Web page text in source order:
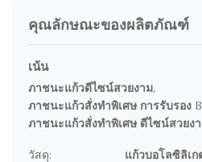
คุณลักษณะของผลิตภัณฑ์
เน้น
ภาชนะแก้วดีไซน์สวยงาม,
ภาชนะแก้วสั่งทำพิเศษ การรับรอง
ภาชนะแก้วสั่งทำพิเศษ ดีไซน์สวยง
วัสดุ: แก้วบอโลซิลิเก